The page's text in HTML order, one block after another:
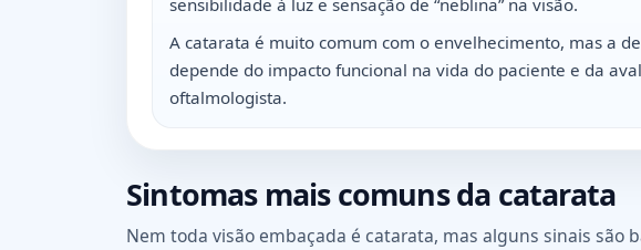
A catarata é muito comum com o envelhecimento, mas a
depende do impacto funcional na vida do paciente e da
oftalmologista.
Sintomas mais comuns da catarata
Nem toda visão embaçada é catarata, mas alguns sinais são